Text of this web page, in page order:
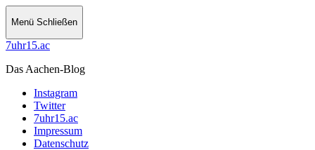
Menü Schließen
7uhr15.ac
Das Aachen-Blog
Instagram
Twitter
7uhr15.ac
Impressum
Datenschutz